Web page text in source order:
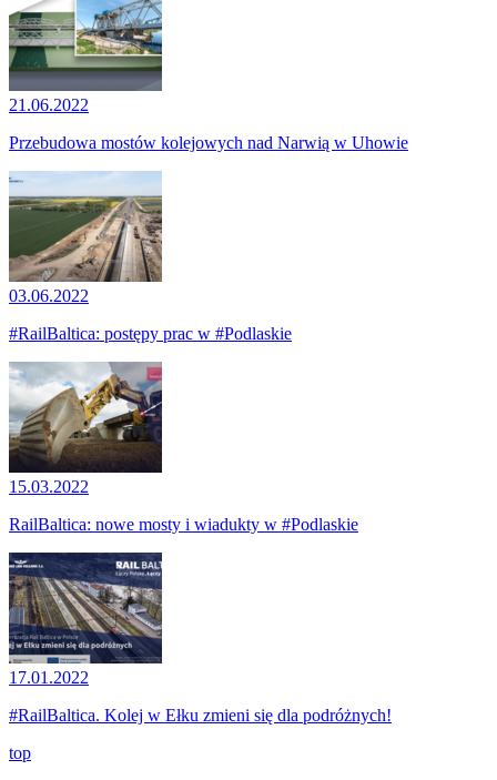
21.06.2022
Przebudowa mostów kolejowych nad Narwią w Uhowie
03.06.2022
#RailBaltica: postępy prac w #Podlaskie
15.03.2022
RailBaltica: nowe mosty i wiadukty w #Podlaskie
17.01.2022
#RailBaltica. Kolej w Ełku zmieni się dla podróżnych!
top